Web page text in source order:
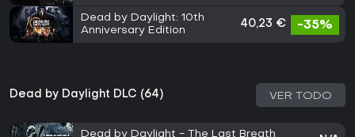
Dead by Daylight: 10th
Anniversary Edition
40,23 € -35%
Dead by Daylight DLC (64) VER TODO
Dead by Daylight - The Last Breath